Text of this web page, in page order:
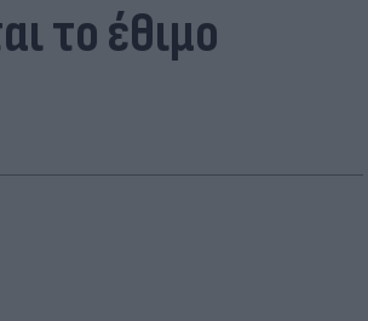
το έθιμο